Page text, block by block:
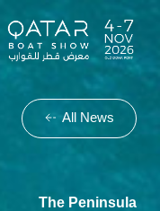
All News
The Peninsula